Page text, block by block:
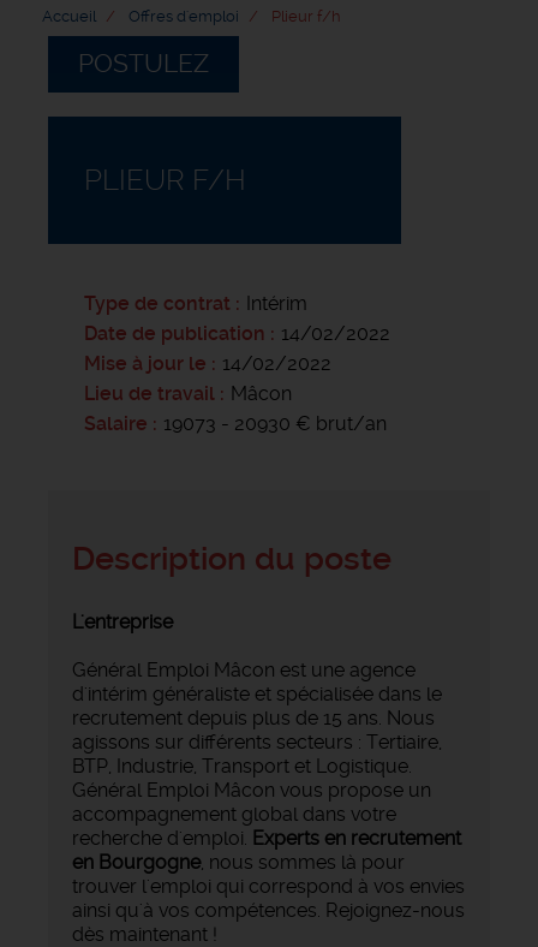
Accueil Offres d'emploi Plieur f/h
POSTULEZ
PLIEUR F/H
Type de contrat
Intérim
Date de publication
14/02/2022
Mise à jour le
14/02/2022
Lieu de travail
Mâcon
Salaire
19073 - 20930 € brut/an
Description du poste
L'entreprise
Général Emploi Mâcon est une agence
d'intérim généraliste et spécialisée dans le
recrutement depuis plus de 15 ans. Nous
agissons sur différents secteurs : Tertiaire,
BTP, Industrie, Transport et Logistique.
Général Emploi Mâcon vous propose un
accompagnement global dans votre
recherche d'emploi. Experts en recrutement
en Bourgogne, nous sommes là pour
trouver l'emploi qui correspond à vos envies
ainsi qu'à vos compétences. Rejoignez-nous
dès maintenant !